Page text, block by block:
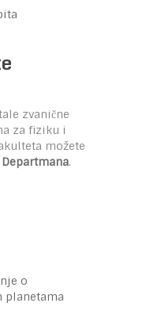
zvanične
za fiziku i
možete
.
o
planetama